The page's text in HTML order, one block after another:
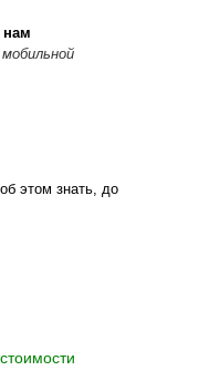
нам
этом знать, до